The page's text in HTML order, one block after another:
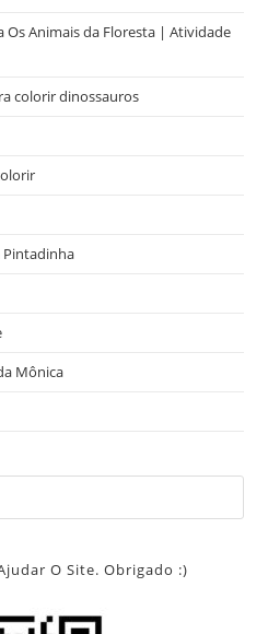
Animais da Floresta | Atividade
colorir dinossauros
Pintadinha
Mônica
O Site. Obrigado :)